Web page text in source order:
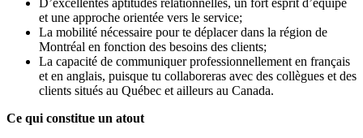
D’excellentes aptitudes relationnelles, un fort esprit d’équipe
et une approche orientée vers le service;
La mobilité nécessaire pour te déplacer dans la région de
Montréal en fonction des besoins des clients;
La capacité de communiquer professionnellement en français
et en anglais, puisque tu collaboreras avec des collègues et des
clients situés au Québec et ailleurs au Canada.
Ce qui constitue un atout